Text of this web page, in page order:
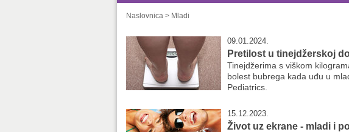
Naslovnica > Mladi
09.01.2024.
Pretilost u tinejdžerskoj
Tinejdžerima s viškom
bolest bubrega kada uđu u
Pediatrics.
15.12.2023.
Život uz ekrane - mladi i